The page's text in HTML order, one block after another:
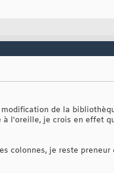
de la
l'oreille, je crois en effet
colonnes, je reste